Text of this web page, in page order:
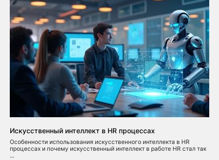
Искусственный интеллект в HR процессах
Особенности использования искусственного интеллекта в HR
процессах и почему искусственный интеллект в работе HR стал так
...